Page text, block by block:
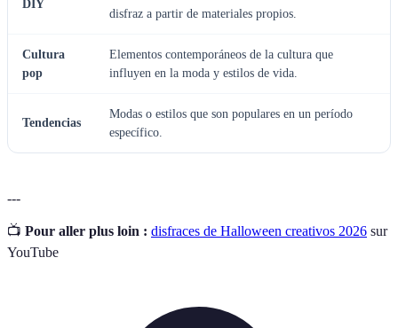
DIY
disfraz a partir de materiales propios.
Cultura
pop
Elementos contemporáneos de la cultura que
influyen en la moda y estilos de vida.
Tendencias
Modas o estilos que son populares en un período
específico.
---
📺 Pour aller plus loin : disfraces de Halloween creativos 2026 sur
YouTube